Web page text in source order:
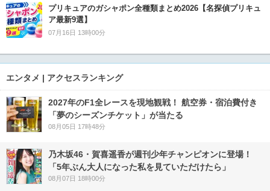
プリキュアのガシャポン全種類まとめ2026【名探偵プリキュ
ア最新9選】
07月16日 13時00分
エンタメ | アクセスランキング
2027年のF1全レースを現地観戦！ 航空券・宿泊費付き
「夢のシーズンチケット」が当たる
08月05日 17時48分
乃木坂46・賀喜遥香が週刊少年チャンピオンに登場！
「5年ぶん大人になった私を見ていただけたら」
08月07日 18時00分